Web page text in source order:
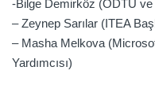
-Bilge Demirköz (ODTÜ ve
– Zeynep Sarılar (ITEA
– Masha Melkova
Yardımcısı)